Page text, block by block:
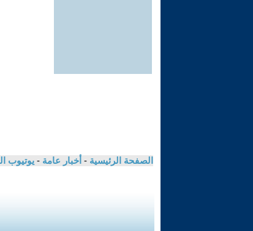
الصفحة الرئيسية - أخبار عامة - يوتيوب